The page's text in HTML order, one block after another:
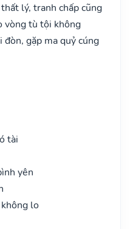
lý, tranh chấp cũng
vòng tù tội không
gặp ma quỷ cúng
tài
yên
lo